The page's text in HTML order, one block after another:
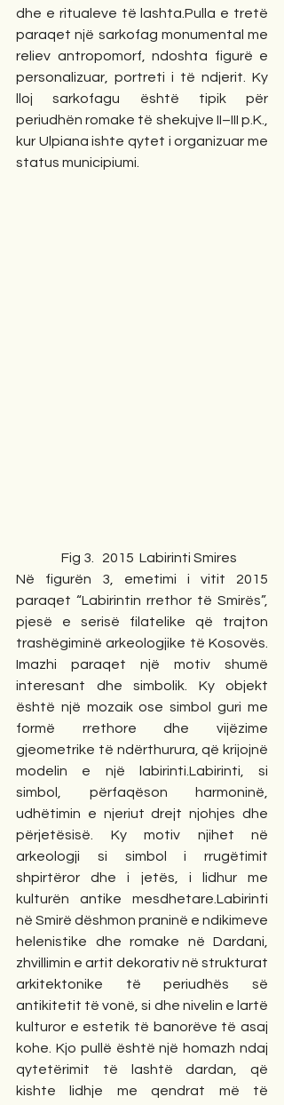
dhe e ritualeve të lashta.Pulla e tretë
paraqet një sarkofag monumental me
reliev antropomorf, ndoshta figurë e
personalizuar, portreti i të ndjerit. Ky
lloj sarkofagu është tipik për
periudhën romake të shekujve II–III p.K.,
kur Ulpiana ishte qytet i organizuar me
status municipiumi.
Fig 3.   2015  Labirinti Smires
Në figurën 3, emetimi i vitit 2015
paraqet “Labirintin rrethor të Smirës”,
pjesë e serisë filatelike që trajton
trashëgiminë arkeologjike të Kosovës.
Imazhi paraqet një motiv shumë
interesant dhe simbolik. Ky objekt
është një mozaik ose simbol guri me
formë rrethore dhe vijëzime
gjeometrike të ndërthurura, që krijojnë
modelin e një labirinti.Labirinti, si
simbol, përfaqëson harmoninë,
udhëtimin e njeriut drejt njohjes dhe
përjetësisë. Ky motiv njihet në
arkeologji si simbol i rrugëtimit
shpirtëror dhe i jetës, i lidhur me
kulturën antike mesdhetare.Labirinti
në Smirë dëshmon praninë e ndikimeve
helenistike dhe romake në Dardani,
zhvillimin e artit dekorativ në strukturat
arkitektonike të periudhës së
antikitetit të vonë, si dhe nivelin e lartë
kulturor e estetik të banorëve të asaj
kohe. Kjo pullë është një homazh ndaj
qytetërimit të lashtë dardan, që
kishte lidhje me qendrat më të